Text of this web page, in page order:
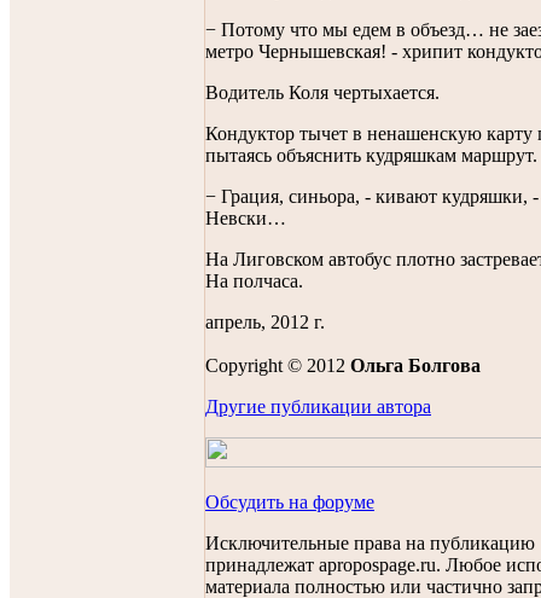
− Потому что мы едем в объезд… не
метро Чернышевская! - хрипит
Водитель Коля чертыхается.
Кондуктор тычет в ненашенскую карту
пытаясь объяснить кудряшкам маршрут.
− Грация, синьора, - кивают кудряшки,
Невски…
На Лиговском автобус плотно
На полчаса.
апрель, 2012 г.
Copyright © 2012 Ольга Болгова
Другие публикации автора
Обсудить на форуме
Исключительные права на публикацию
принадлежат apropospage.ru. Любое
материала полностью или частично